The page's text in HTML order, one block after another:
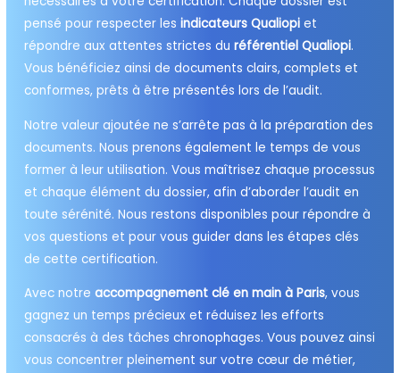
pensé pour respecter lesindicateurs Qualiopi et
répondre aux attentes strictes duréférentiel Qualiopi.
Vous bénéficiez ainsi de documents clairs, complets et
conformes, prêts à être présentés lors de l’audit.
Notre valeur ajoutée ne s’arrête pas à la préparation des
documents. Nous prenons également le temps de vous
former à leur utilisation. Vous maîtrisez chaque processus
et chaque élément du dossier, afin d’aborder l’audit en
toute sérénité. Nous restons disponibles pour répondre à
vos questions et pour vous guider dans les étapes clés
de cette certification.
Avec notreaccompagnement clé en main à Paris, vous
gagnez un temps précieux et réduisez les efforts
consacrés à des tâches chronophages. Vous pouvez ainsi
vous concentrer pleinement sur votre cœur de métier,